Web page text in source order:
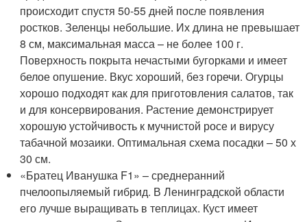
происходит спустя 50-55 дней после появления
ростков. Зеленцы небольшие. Их длина не превышает
8 см, максимальная масса – не более 100 г.
Поверхность покрыта нечастыми бугорками и имеет
белое опушение. Вкус хороший, без горечи. Огурцы
хорошо подходят как для приготовления салатов, так
и для консервирования. Растение демонстрирует
хорошую устойчивость к мучнистой росе и вирусу
табачной мозаики. Оптимальная схема посадки – 50 х
30 см.
«Братец Иванушка F1» – среднеранний
пчелоопыляемый гибрид. В Ленинградской области
его лучше выращивать в теплицах. Куст имеет